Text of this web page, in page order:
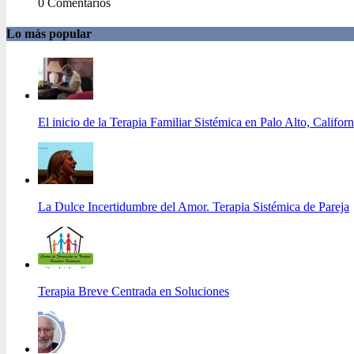
Lo más popular
El inicio de la Terapia Familiar Sistémica en Palo Alto,
La Dulce Incertidumbre del Amor. Terapia Sistémica de Pareja
Terapia Breve Centrada en Soluciones